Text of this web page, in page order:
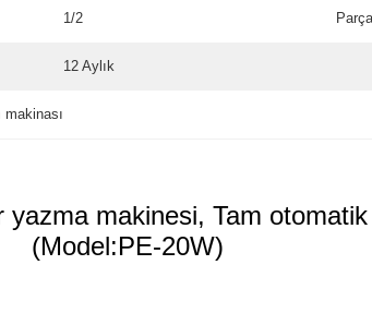
1/2
12 Aylık
yazma makinesi, Tam
(Model:PE-20W)